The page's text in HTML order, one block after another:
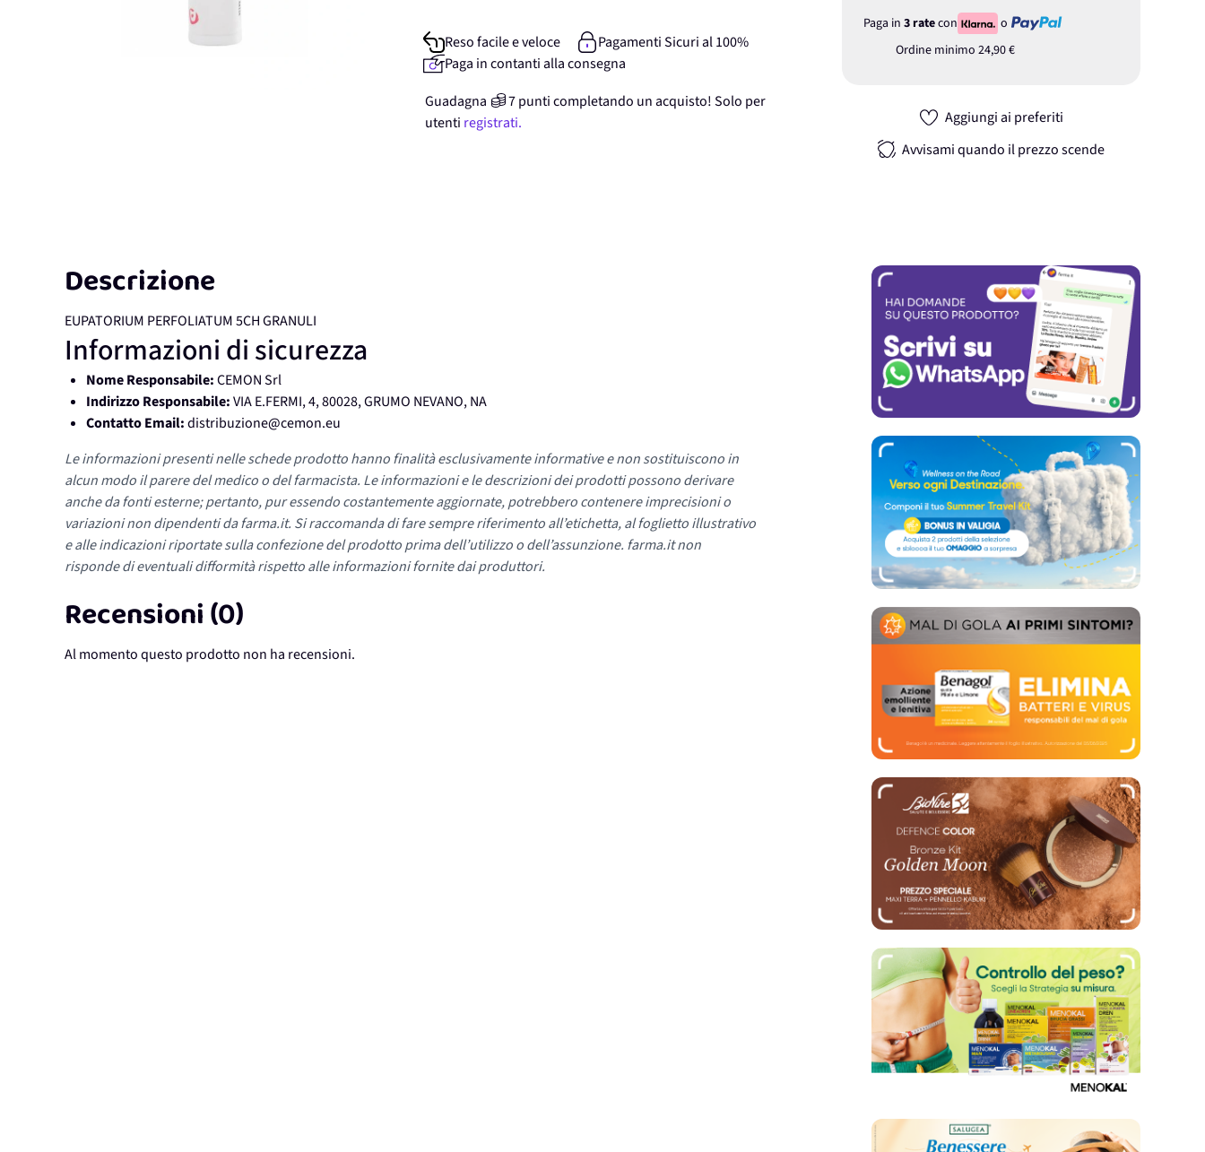
Paga in 3 ratecon
o
Ordine minimo 24,90 €
Aggiungi ai preferiti
Avvisami quando il prezzo scende
Reso facile e veloce
Pagamenti Sicuri al 100%
Paga in contanti alla consegna
Guadagna
7punticompletando un acquisto! Solo per
utenti registrati.
Descrizione
EUPATORIUM PERFOLIATUM 5CH GRANULI
Informazioni di sicurezza
Nome Responsabile:CEMON Srl
Indirizzo Responsabile:VIA E.FERMI, 4, 80028, GRUMO NEVANO, NA
Contatto Email:distribuzione@cemon.eu
Le informazioni presenti nelle schede prodotto hanno finalità esclusivamente informative e non sostituiscono in
alcun modo il parere del medico o del farmacista. Le informazioni e le descrizioni dei prodotti possono derivare
anche da fonti esterne; pertanto, pur essendo costantemente aggiornate, potrebbero contenere imprecisioni o
variazioni non dipendenti da farma.it. Si raccomanda di fare sempre riferimento all’etichetta, al foglietto illustrativo
e alle indicazioni riportate sulla confezione del prodotto prima dell’utilizzo o dell’assunzione. farma.it non
risponde di eventuali difformità rispetto alle informazioni fornite dai produttori.
Recensioni (0)
Al momento questo prodotto non ha recensioni.